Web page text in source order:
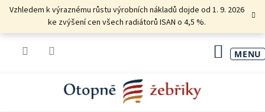
PřejítVzhledem k výraznému růstu výrobních nákladů dojde od 1. 9. 2026
ke zvýšení cen všech radiátorů ISAN o 4,5 %.